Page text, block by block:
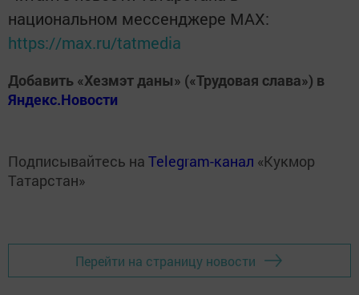
национальном мессенджере MАХ:
https://max.ru/tatmedia
Добавить «Хезмэт даны» («Трудовая слава») в
Яндекс.Новости
Подписывайтесь на Telegram-канал «Кукмор
Татарстан»
Перейти на страницу новости